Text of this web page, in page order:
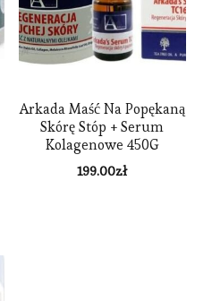
Arkada Maść Na Popękaną
Skórę Stóp + Serum
Kolagenowe 450G
199.00zł